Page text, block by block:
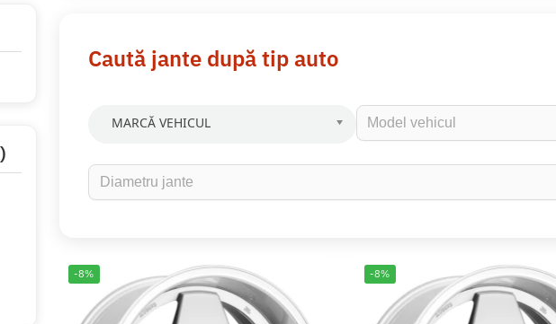
Caută jante după tip auto
MARCĂ VEHICUL
-8% -8%